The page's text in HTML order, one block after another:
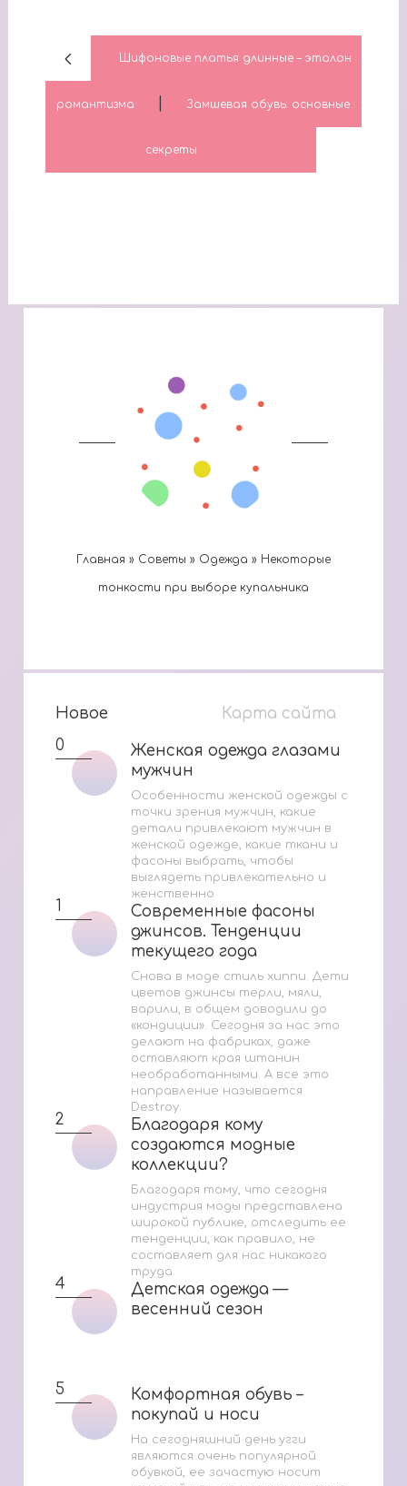
Шифоновые платья длинные – эталон
романтизма Замшевая обувь: основные
секреты
Главная » Cоветы » Одежда » Некоторые
тонкости при выборе купальника
Новое
Карта сайта
0
Женская одежда глазами
мужчин
Женская одежда глазами
мужчин
Особенности женской одежды с
точки зрения мужчин, какие
детали привлекают мужчин в
женской одежде, какие ткани и
фасоны выбрать, чтобы
выглядеть привлекательно и
женственно
1
Современные фасоны
джинсов. Тенденции
текущего года
Современные фасоны
джинсов. Тенденции
текущего года
Снова в моде стиль хиппи. Дети
цветов джинсы терли, мяли,
варили, в общем доводили до
«кондиции». Сегодня за нас это
делают на фабриках, даже
оставляют края штанин
необработанными. А все это
направление называется
Destroy.
2
Благодаря кому
создаются модные
коллекции?
Благодаря кому
создаются модные
коллекции?
Благодаря тому, что сегодня
индустрия моды представлена
широкой публике, отследить ее
тенденции, как правило, не
составляет для нас никакого
труда.
4
Детская одежда —
весенний сезон
Детская одежда —
весенний сезон
5
Комфортная обувь –
покупай и носи
Комфортная обувь –
покупай и носи
На сегодняшний день угги
являются очень популярной
обувкой, ее зачастую носит